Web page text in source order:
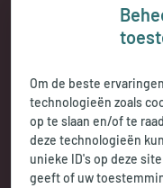
Om de beste
technologieën zoals
op te slaan en/of te
deze technologieën
unieke ID's op deze
geeft of uw
Telefonisch